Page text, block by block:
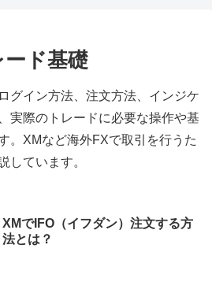
ド基礎
グイン方法、注文方法、インジケ
実際のトレードに必要な操作や基
。XMなど海外FXで取引を行うた
しています。
XMでIFO（イフダン）注文する方
法とは？